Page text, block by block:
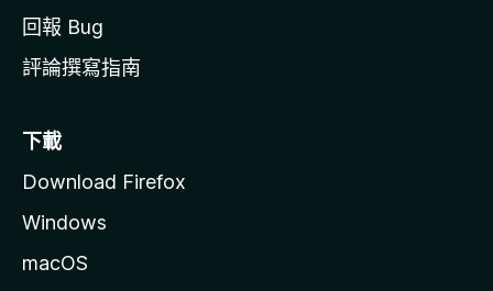
回報 Bug
評論撰寫指南
下載
Download Firefox
Windows
macOS